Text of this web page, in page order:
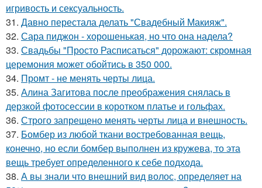
игривость и сексуальность.
31. Давно перестала делать "Свадебный Макияж".
32. Сара пиджон - хорошенькая, но что она надела?
33. Свадьбы "Просто Расписаться" дорожают: скромная
церемония может обойтись в 350 000.
34. Промт - не менять черты лица.
35. Алина Загитова после преображения снялась в
дерзкой фотосессии в коротком платье и гольфах.
36. Строго запрещено менять черты лица и внешность.
37. Бомбер из любой ткани востребованная вещь,
конечно, но если бомбер выполнен из кружева, то эта
вещь требует определенного к себе подхода.
38. А вы знали что внешний вид волос, определяет на